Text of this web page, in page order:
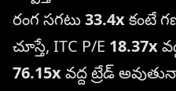
రంగ సగటు33.4xకంటే
చూస్తే, ITC P/E 18.37x
76.15xవద్ద ట్రేడ్